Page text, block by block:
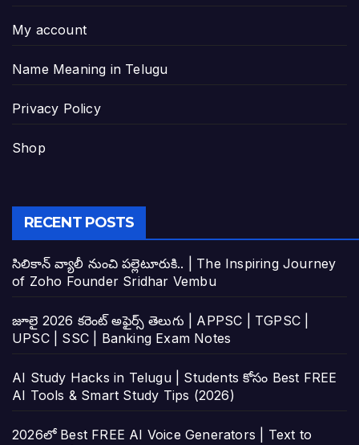
My account
Name Meaning in Telugu
Privacy Policy
Shop
RECENT POSTS
సిలికాన్ వ్యాలీ నుంచి పల్లెటూరుకి.. | The Inspiring Journey
of Zoho Founder Sridhar Vembu
జూలై 2026 కరెంట్ అఫైర్స్ తెలుగు | APPSC | TGPSC |
UPSC | SSC | Banking Exam Notes
AI Study Hacks in Telugu | Students కోసం Best FREE
AI Tools & Smart Study Tips (2026)
2026లో Best FREE AI Voice Generators | Text to